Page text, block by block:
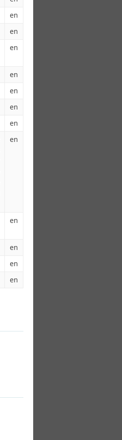
en
en
en
en
en
en
en
en
en
en
en
en